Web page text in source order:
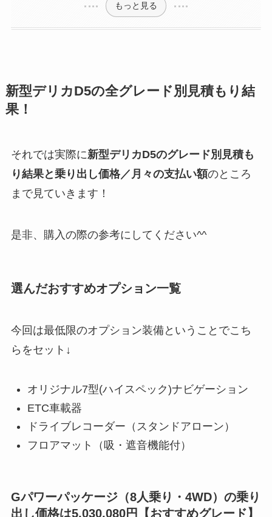
もっと見る
新型デリカD5の全グレード別見積もり結
果！
それでは実際に新型デリカD5のグレード別見積も
り結果と乗り出し価格／月々の支払い額のところ
まで見ていきます！
是非、購入の際の参考にしてください^^
選んだおすすめオプション一覧
今回は最低限のオプション装備ということでこち
らをセット↓
オリジナル7型(ハイスペック)ナビゲーション
ETC車載器
ドライブレコーダー（スタンドアローン）
フロアマット（吸・遮音機能付）
Gパワーパッケージ（8人乗り・4WD）の乗り
出し価格は5,030,080円【おすすめグレード】